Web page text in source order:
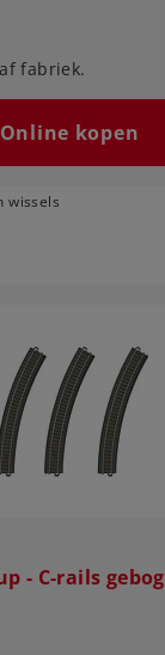
fabriek.
Online kopen
wissels
- C-rails